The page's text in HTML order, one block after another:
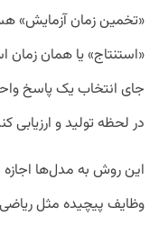
«تخمین زمان آزمایش»
«استنتاج» یا همان زمان
جای انتخاب یک پاسخ
در لحظه تولید و ارزیابی
این روش به مدل‌ها اجازه
وظایف پیچیده مثل